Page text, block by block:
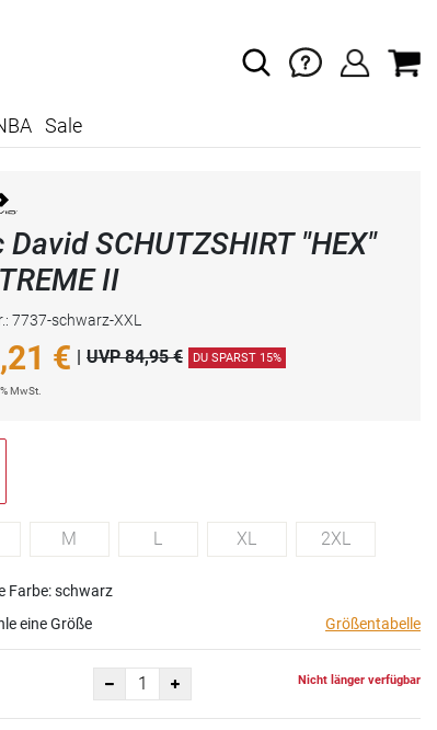
Sale
David SCHUTZSHIRT "HEX"
II
7737-schwarz-XXL
€ | UVP 84,95 € DU SPARST 15%
MwSt.
M L XL 2XL
Farbe: schwarz
eine Größe
Größentabelle
Nicht länger verfügbar